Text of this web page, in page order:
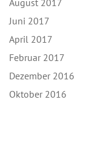
Juni 2017
April 2017
Februar 2017
Dezember 2016
Oktober 2016